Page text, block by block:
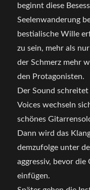
beginnt diese
Seelenwanderung
bestialische Wille
zu sein, mehr als
der Schmerz mehr
den Protagonisten.
Der Sound
Voices wechseln
schönes
Dann wird das
demzufolge unter
aggressiv, bevor
einfügen.